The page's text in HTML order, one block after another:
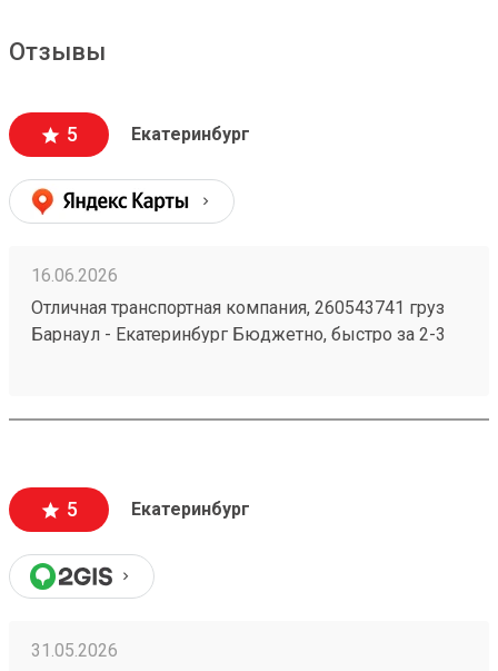
Отзывы
5 Екатеринбург
16.06.2026
Отличная транспортная компания, 260543741 груз
Барнаул - Екатеринбург Бюджетно, быстро за 2-3
плохого и неприятного момента не могу вспомнить.
5 Екатеринбург
31.05.2026